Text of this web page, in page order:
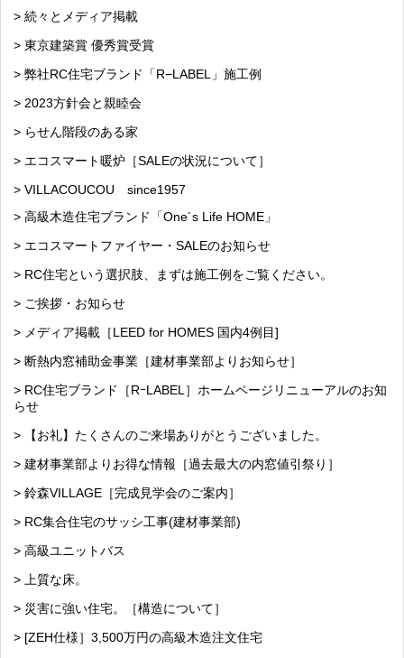
> 続々とメディア掲載
> 東京建築賞 優秀賞受賞
> 弊社RC住宅ブランド「R−LABEL」施工例
> 2023方針会と親睦会
> らせん階段のある家
> エコスマート暖炉［SALEの状況について］
> VILLACOUCOU since1957
> 高級木造住宅ブランド「One´s Life HOME」
> エコスマートファイヤー・SALEのお知らせ
> RC住宅という選択肢、まずは施工例をご覧ください。
> ご挨拶・お知らせ
> メディア掲載［LEED for HOMES 国内4例目]
> 断熱内窓補助金事業［建材事業部よりお知らせ］
> RC住宅ブランド［RｰLABEL］ホームページリニューアルのお知
らせ
> 【お礼】たくさんのご来場ありがとうございました。
> 建材事業部よりお得な情報［過去最大の内窓値引祭り］
> 鈴森VILLAGE［完成見学会のご案内］
> RC集合住宅のサッシ工事(建材事業部)
> 高級ユニットバス
> 上質な床。
> 災害に強い住宅。［構造について］
> [ZEH仕様］3,500万円の高級木造注文住宅